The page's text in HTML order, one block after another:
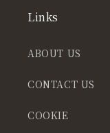
Links
ABOUT US
CONTACT US
COOKIE